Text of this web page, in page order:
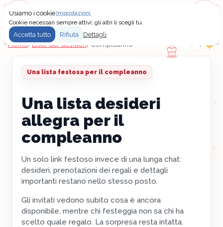
Menu
Home/Liste dei desideri/ Compleanno
Una lista festosa per il compleanno
Una lista desideri
allegra per il
compleanno
Un solo link festoso invece di una lunga chat:
desideri, prenotazioni dei regali e dettagli
importanti restano nello stesso posto.
Gli invitati vedono subito cosa è ancora
disponibile, mentre chi festeggia non sa chi ha
scelto quale regalo. La sorpresa resta intatta.
Usiamo i cookie Impostazioni
Cookie necessari sempre attivi; gli altri li scegli tu.
Accetta tutto Rifiuta Dettagli